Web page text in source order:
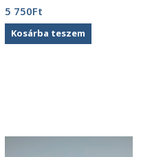
5 750Ft
Kosárba teszem